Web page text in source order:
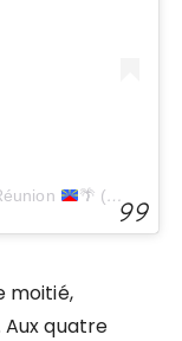
🌴 (@lapetitecreole.re)
moitié,
quatre